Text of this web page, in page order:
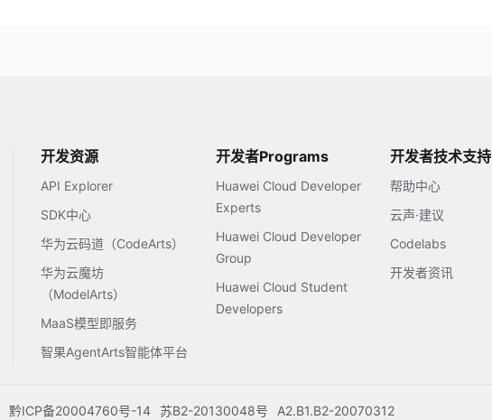
开发资源
API Explorer
SDK中心
华为云码道（CodeArts）
华为云魔坊
（ModelArts）
MaaS模型即服务
智果AgentArts智能体平台
开发者Programs
Huawei Cloud Developer
Experts
Huawei Cloud Developer
Group
Huawei Cloud Student
Developers
开发者技术支持
帮助中心
云声·建议
Codelabs
开发者资讯
黔ICP备20004760号-14 苏B2-20130048号 A2.B1.B2-20070312